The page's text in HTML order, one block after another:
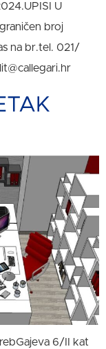
U
broj
na br.tel. 021/
6/II kat